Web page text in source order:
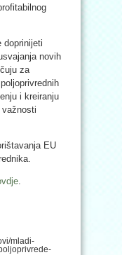
doprinijeti
novih
za
i kreiranju
EU
.
mladi-